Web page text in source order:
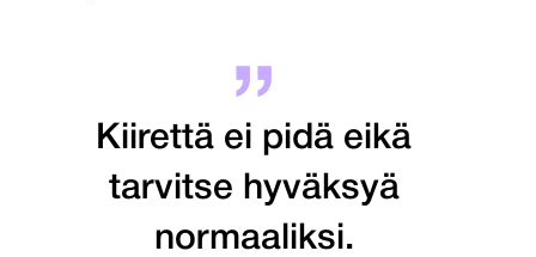
Kiirettä ei pidä eikä
tarvitse hyväksyä
normaaliksi.